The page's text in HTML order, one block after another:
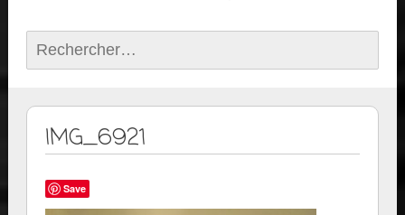
Rechercher :
IMG_6921
Save